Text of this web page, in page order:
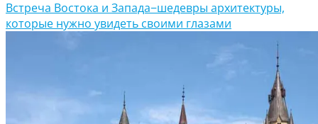
Встреча Востока и Запада−шедевры архитектуры,
которые нужно увидеть своими глазами